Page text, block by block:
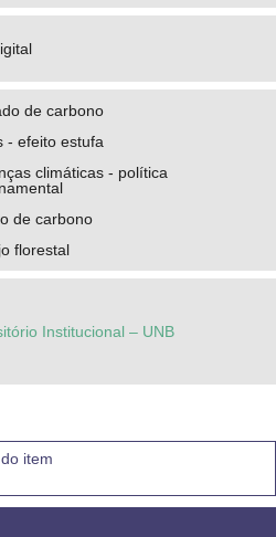
de carbono
- efeito estufa
climáticas - política
de carbono
florestal
Institucional – UNB
item